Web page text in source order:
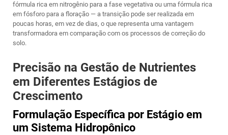
fórmula rica em nitrogênio para a fase vegetativa ou uma fórmula rica
em fósforo para a floração — a transição pode ser realizada em
poucas horas, em vez de dias, o que representa uma vantagem
transformadora em comparação com os processos de correção do
solo.
Precisão na Gestão de Nutrientes
em Diferentes Estágios de
Crescimento
Formulação Específica por Estágio em
um Sistema Hidropônico